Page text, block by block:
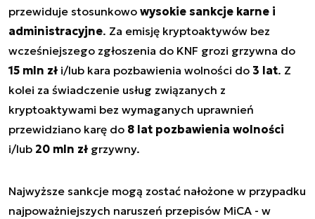
przewiduje stosunkowo wysokie sankcje karne i
administracyjne. Za emisję kryptoaktywów bez
wcześniejszego zgłoszenia do KNF grozi grzywna do
15 mln złi/lub kara pozbawienia wolności do 3 lat. Z
kolei za świadczenie usług związanych z
kryptoaktywami bez wymaganych uprawnień
przewidziano karę do 8 lat pozbawienia wolności
i/lub 20 mln złgrzywny.
Najwyższe sankcje mogą zostać nałożone w przypadku
najpoważniejszych naruszeń przepisów MiCA - w